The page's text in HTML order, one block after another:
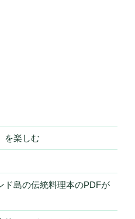
を楽しむ
ド島の伝統料理本のPDFが